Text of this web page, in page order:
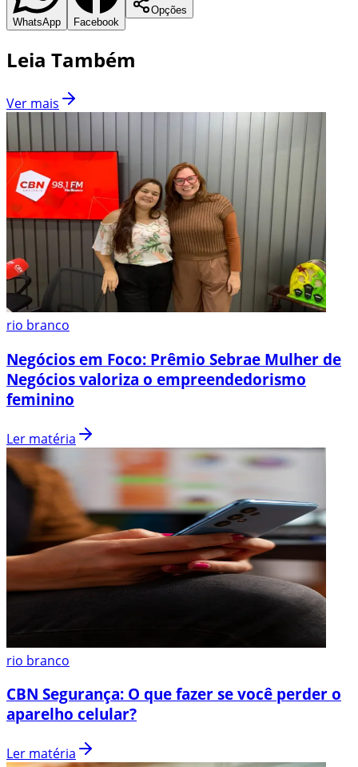
WhatsApp Facebook
Opções
Leia Também
Ver mais
rio branco
Negócios em Foco: Prêmio Sebrae Mulher de
Negócios valoriza o empreendedorismo
feminino
Ler matéria
rio branco
CBN Segurança: O que fazer se você perder o
aparelho celular?
Ler matéria